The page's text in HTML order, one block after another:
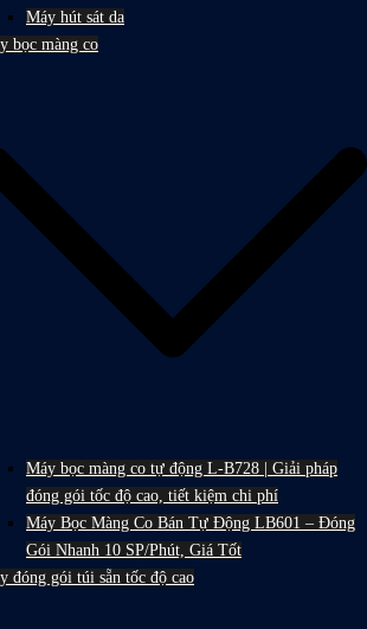
Máy hút sát da
bọc màng co
Máy bọc màng co tự động L-B728 | Giải pháp
đóng gói tốc độ cao, tiết kiệm chi phí
Máy Bọc Màng Co Bán Tự Động LB601 – Đóng
Gói Nhanh 10 SP/Phút, Giá Tốt
đóng gói túi sẵn tốc độ cao